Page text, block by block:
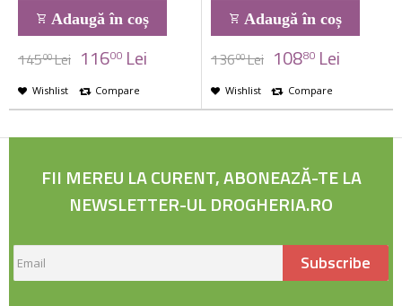
Adaugă în coș
14500Lei 11600 Lei
Wishlist Compare
Adaugă în coș
13600Lei 10880 Lei
Wishlist Compare
FII MEREU LA CURENT, ABONEAZĂ-TE LA
NEWSLETTER-UL DROGHERIA.RO
Subscribe